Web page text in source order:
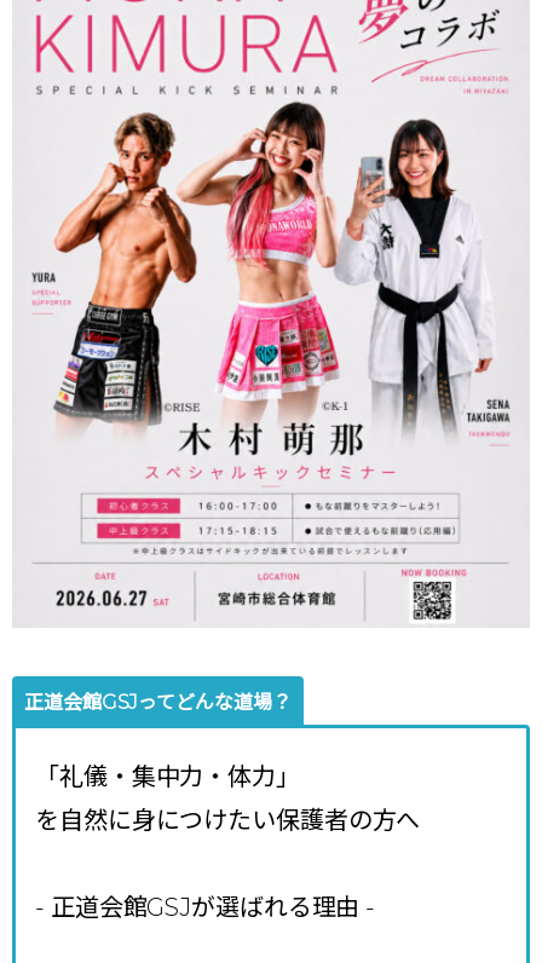
正道会館GSJってどんな道場？
「礼儀・集中力・体力」
を自然に身につけたい保護者の方へ
- 正道会館GSJが選ばれる理由 -